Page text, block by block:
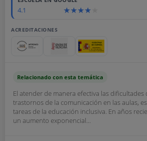
4.1
ACREDITACIONES
Relacionado con esta temática
El atender de manera efectiva las dificultades
trastornos de la comunicación en las aulas,
tareas de la educación inclusiva. En años
un aumento exponencial...